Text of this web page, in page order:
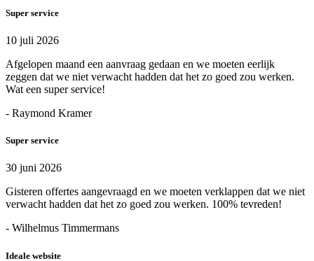
Super service
10 juli 2026
Afgelopen maand een aanvraag gedaan en we moeten eerlijk
zeggen dat we niet verwacht hadden dat het zo goed zou werken.
Wat een super service!
- Raymond Kramer
Super service
30 juni 2026
Gisteren offertes aangevraagd en we moeten verklappen dat we niet
verwacht hadden dat het zo goed zou werken. 100% tevreden!
- Wilhelmus Timmermans
Ideale website